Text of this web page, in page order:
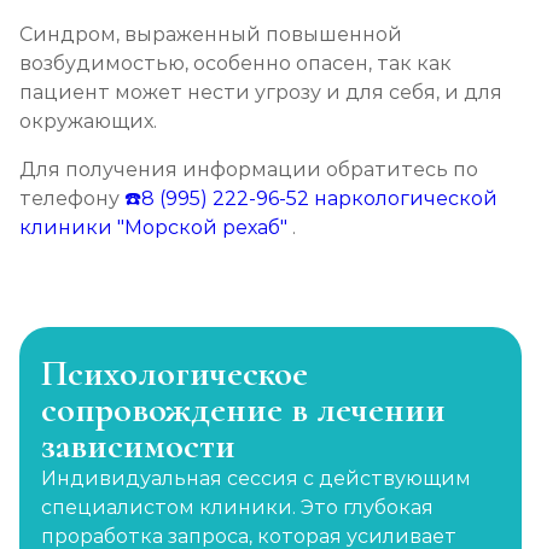
Синдром, выраженный повышенной
возбудимостью, особенно опасен, так как
пациент может нести угрозу и для себя, и для
окружающих.
Для получения информации обратитесь по
телефону ☎️8 (995) 222-96-52 наркологической
клиники "Морской рехаб" .
Психологическое
сопровождение в лечении
зависимости
Индивидуальная сессия с действующим
специалистом клиники. Это глубокая
проработка запроса, которая усиливает